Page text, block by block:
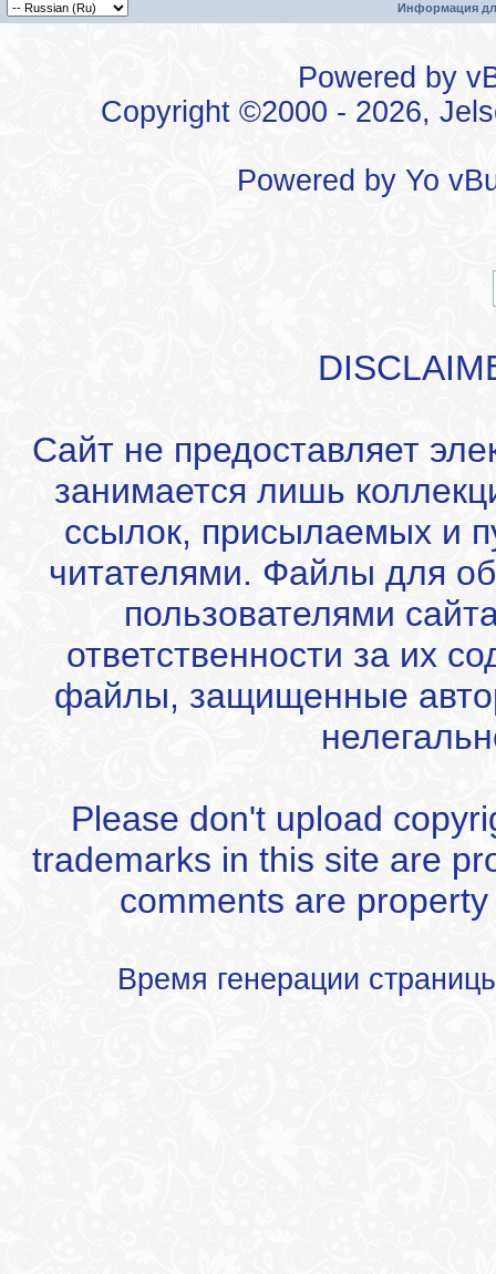
Информация
Powered by
Copyright ©2000 - 2026,
Powered by Yo
Сайт не предоставляет
занимается лишь
ссылок, присылаемых и
читателями. Файлы для
пользователями
ответственности за их
файлы, защищенные
Please don't upload
trademarks in this site are
comments are
Время генерации